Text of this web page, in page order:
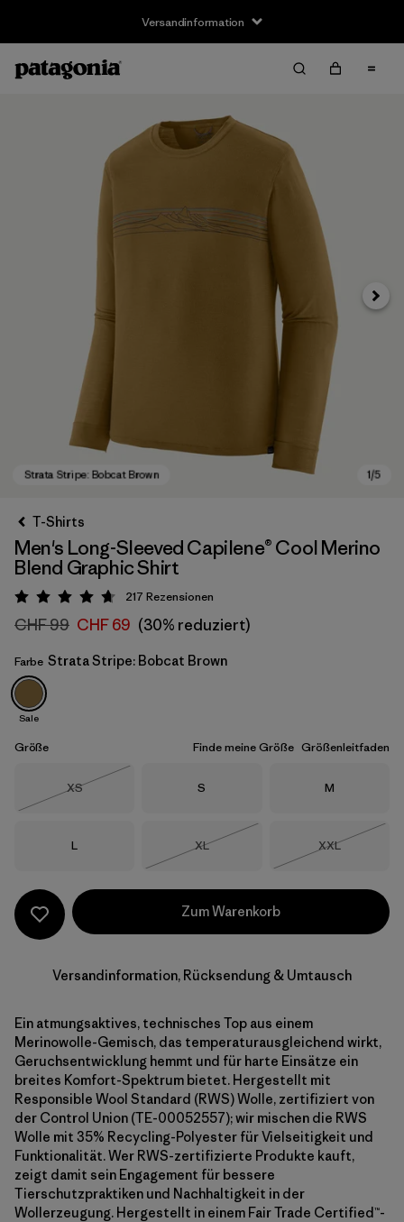
Versandinformation
Strata Stripe: Bobcat Brown
T-Shirts
Men's Long-Sleeved Capilene® Cool Merino
Blend Graphic Shirt
Bewertung: 4.7 / 5
217 Rezensionen
CHF 99 CHF 69 (30% reduziert)
Farbe Strata Stripe: Bobcat Brown
Sale
Größe Finde meine Größe Größenleitfaden
Größe
XS
Größe
S Größe
M
Größe
L Größe
XL
Größe
XXL
Zum Warenkorb
Versandinformation, Rücksendung & Umtausch
Ein atmungsaktives, technisches Top aus einem
Merinowolle-Gemisch, das temperaturausgleichend wirkt,
Geruchsentwicklung hemmt und für harte Einsätze ein
breites Komfort-Spektrum bietet. Hergestellt mit
Responsible Wool Standard (RWS) Wolle, zertifiziert von
der Control Union (TE-00052557); wir mischen die RWS
Wolle mit 35% Recycling-Polyester für Vielseitigkeit und
Funktionalität. Wer RWS-zertifizierte Produkte kauft,
zeigt damit sein Engagement für bessere
Tierschutzpraktiken und Nachhaltigkeit in der
Wollerzeugung. Hergestellt in einem Fair Trade Certified™-